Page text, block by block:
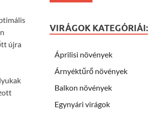
újra
VIRÁGOK KATEGÓRIÁI:
Áprilisi növények
Árnyéktűrő növények
Balkon növények
Egynyári virágok